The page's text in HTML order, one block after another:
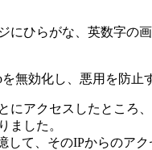
にひらがな、英数字の
を無効化し、悪用を防
にアクセスしたところ
ました。
して、そのIPからのア